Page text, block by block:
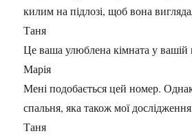
килим на підлозі, щоб вона
Таня
Це ваша улюблена кімната у вашій
Марія
Мені подобається цей номер.
спальня, яка також мої
Таня